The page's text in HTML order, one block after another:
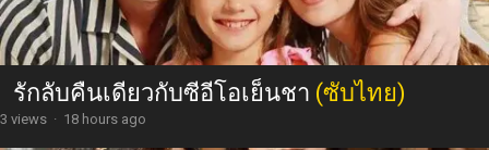
รักลับคืนเดียวกับซีอีโอเย็นชา (ซับไทย)
3 views · 18 hours ago